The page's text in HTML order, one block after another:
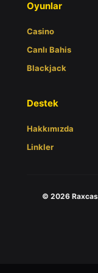
Oyunlar
Casino
Canlı Bahis
Blackjack
Destek
Hakkımızda
Linkler
© 2026